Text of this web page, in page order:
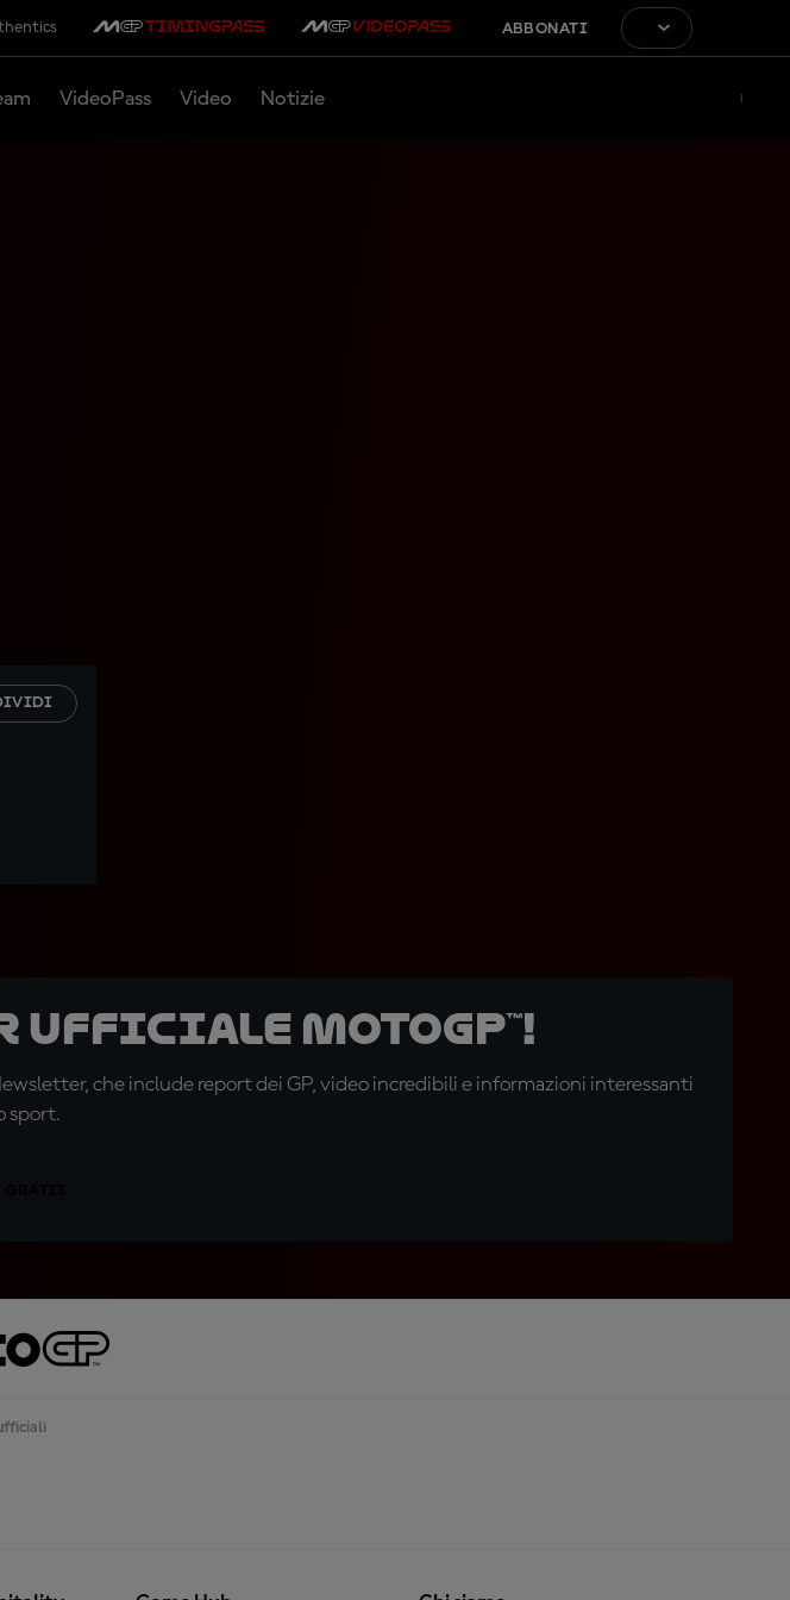
ABBONATI
VideoPass Video Notizie
MotoGP™!
che include report dei GP, video incredibili e informazioni interessanti
sport.